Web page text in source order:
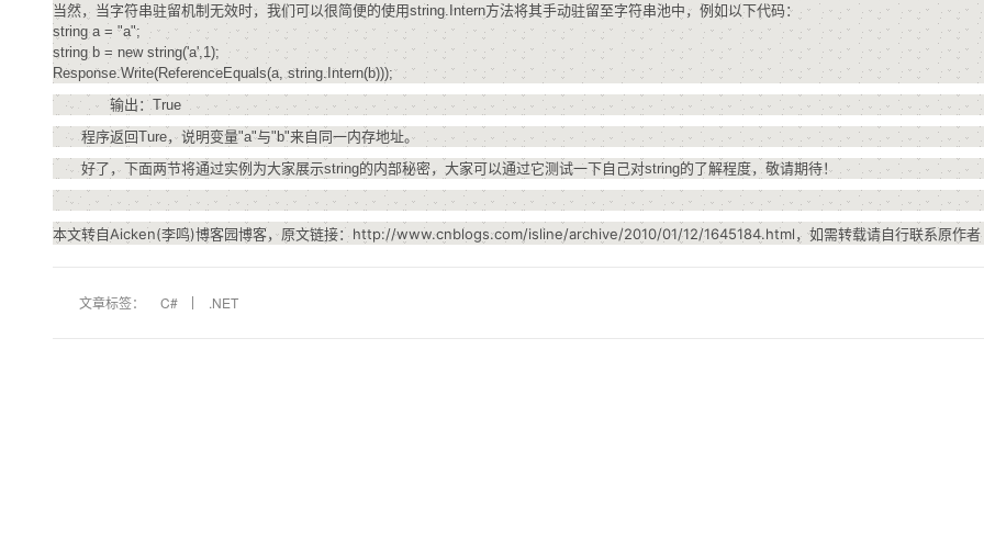
当然，当字符串驻留机制无效时，我们可以很简便的使用string.Intern方法将其手动驻留至字符串池中，例如以下代码：
string a = "a";
string b = new string('a',1);
Response.Write(ReferenceEquals(a, string.Intern(b)));
输出：True
程序返回Ture，说明变量"a"与"b"来自同一内存地址。
好了，下面两节将通过实例为大家展示string的内部秘密，大家可以通过它测试一下自己对string的了解程度，敬请期待！
本文转自Aicken(李鸣)博客园博客，原文链接：http://www.cnblogs.com/isline/archive/2010/01/12/1645184.html，如需转载请自行联系原作者
文章标签： C# .NET